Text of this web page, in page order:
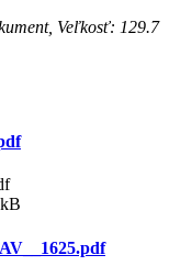
Veľkosť: 129.7